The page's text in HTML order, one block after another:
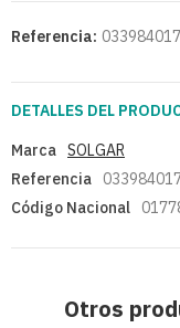
Referencia:
DETALLES DEL
Marca SOLGAR
Referencia
Código Nacional
Otros